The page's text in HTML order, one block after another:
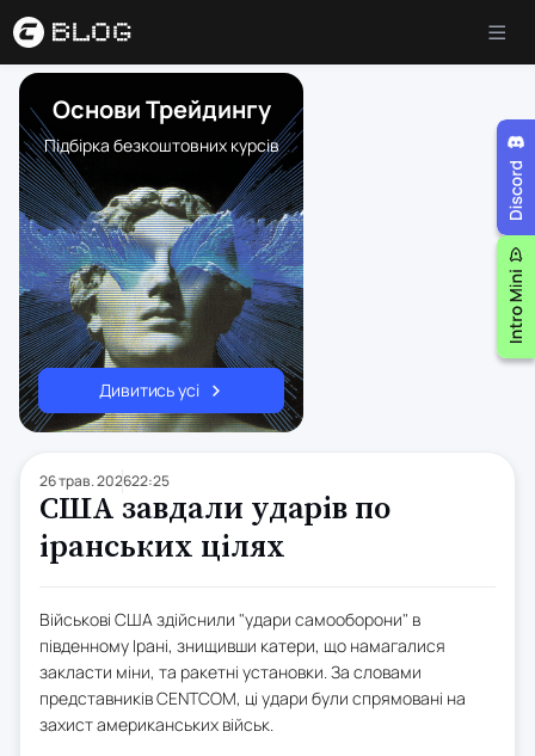
Основи Трейдингу
Підбірка безкоштовних курсів
Дивитись усі
26 трав. 202622:25
США завдали ударів по
іранських цілях
Військові США здійснили "удари самооборони" в
південному Ірані, знищивши катери, що намагалися
закласти міни, та ракетні установки. За словами
представників CENTCOM, ці удари були спрямовані на
захист американських військ.